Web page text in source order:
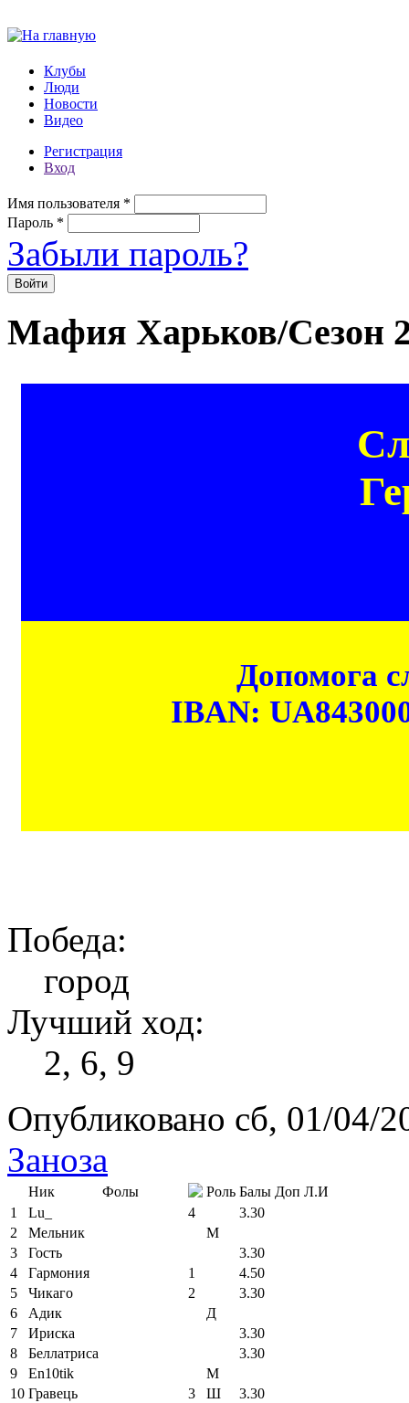
Клубы
Люди
Новости
Видео
Регистрация
Вход
Имя пользователя *
Пароль *
Забыли пароль?
Мафия Харьков/Сезон
Допомога
IBAN:
Победа:
город
Лучший ход:
2, 6, 9
Опубликовано сб, 01/04/
Заноза
Ник Фолы Роль Балы Доп Л.И
1
Lu_ 4
3.30
2
Мельник
М
3
Гость
3.30
4
Гармония 1
4.50
5
Чикаго 2
3.30
6
Адик
Д
7
Ириска
3.30
8
Беллатриса
3.30
9
En10tik
М
10 Гравець 3 Ш 3.30